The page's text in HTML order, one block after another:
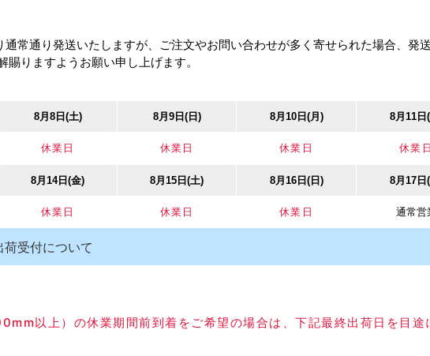
テック アルミロ
ALH26用エンド
シンワ 下地センサー
Home（ホーム） LEDモ
デル
MIWA/美和ロック
PiACKⅡsmart（LA・DA
ヤマイチ/山口
ステンレス新案
No.467 出
グ価格 3,300円
スガツネ工業/ランプ
ベスト/BEST No.427N
カタログ価格 1,300円
ベスト/BEST
重量15kg以下
常通り発送いたしますが、ご注文やお問い合わせが多く寄せられた場合、発
賜りますようお願い申し上げます。
8月8日(土) 8月9日(日) 8月10日(月) 8月11日
休業日 休業日 休業日 休業日
8月14日(金) 8月15日(土) 8月16日(日) 8月17日
休業日 休業日 休業日 通常営
受付について
以上）の休業期間前到着をご希望の場合は、下記最終出荷日を目途